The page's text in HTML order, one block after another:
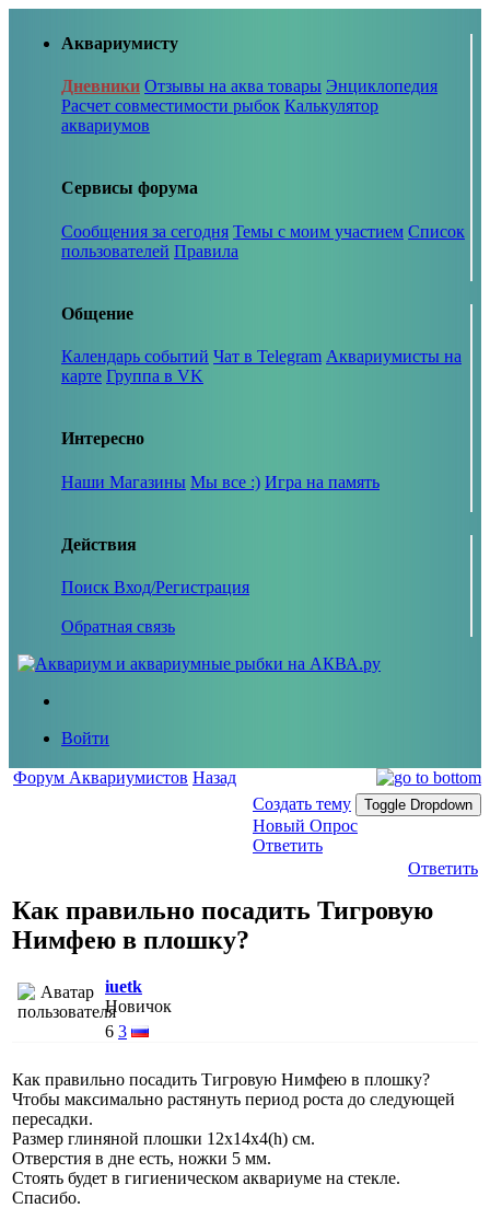
Аквариумисту
Дневники Отзывы на аква товары Энциклопедия
Расчет совместимости рыбок Калькулятор
аквариумов
Сервисы форума
Сообщения за сегодня Темы с моим участием Список
пользователей Правила
Общение
Календарь событий Чат в Telegram Аквариумисты на
карте Группа в VK
Интересно
Наши Магазины Мы все :) Игра на память
Действия
Поиск Вход/Регистрация
Обратная связь
Войти
Форум Аквариумистов Назад
Создать тему
Toggle Dropdown
Новый Опрос
Ответить
Ответить
Как правильно посадить Тигровую
Нимфею в плошку?
iuetk
Новичок
6 3
Как правильно посадить Тигровую Нимфею в плошку?
Чтобы максимально растянуть период роста до следующей
пересадки.
Размер глиняной плошки 12х14х4(h) см.
Отверстия в дне есть, ножки 5 мм.
Стоять будет в гигиеническом аквариуме на стекле.
Спасибо.